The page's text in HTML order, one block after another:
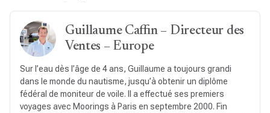
Guillaume Caffin – Directeur des
Ventes – Europe
Sur l’eau dès l’âge de 4 ans, Guillaume a toujours grandi
dans le monde du nautisme, jusqu’à obtenir un diplôme
fédéral de moniteur de voile. Il a effectué ses premiers
voyages avec Moorings à Paris en septembre 2000. Fin